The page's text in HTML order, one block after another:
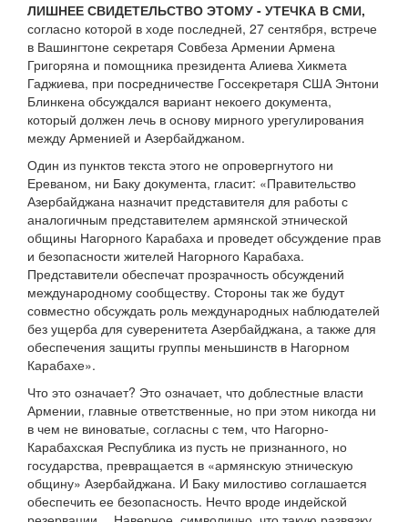
ЛИШНЕЕ СВИДЕТЕЛЬСТВО ЭТОМУ - УТЕЧКА В СМИ,
согласно которой в ходе последней, 27 сентября, встрече
в Вашингтоне секретаря Совбеза Армении Армена
Григоряна и помощника президента Алиева Хикмета
Гаджиева, при посредничестве Госсекретаря США Энтони
Блинкена обсуждался вариант некоего документа,
который должен лечь в основу мирного урегулирования
между Арменией и Азербайджаном.
Один из пунктов текста этого не опровергнутого ни
Ереваном, ни Баку документа, гласит: «Правительство
Азербайджана назначит представителя для работы с
аналогичным представителем армянской этнической
общины Нагорного Карабаха и проведет обсуждение прав
и безопасности жителей Нагорного Карабаха.
Представители обеспечат прозрачность обсуждений
международному сообществу. Стороны так же будут
совместно обсуждать роль международных наблюдателей
без ущерба для суверенитета Азербайджана, а также для
обеспечения защиты группы меньшинств в Нагорном
Карабахе».
Что это означает? Это означает, что доблестные власти
Армении, главные ответственные, но при этом никогда ни
в чем не виноватые, согласны с тем, что Нагорно-
Карабахская Республика из пусть не признанного, но
государства, превращается в «армянскую этническую
общину» Азербайджана. И Баку милостиво соглашается
обеспечить ее безопасность. Нечто вроде индейской